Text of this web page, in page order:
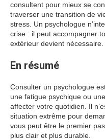
consultent pour mieux se
traverser une transition de
stress. Un psychologue
crise : il peut accompagner
extérieur devient nécessaire.
En résumé
Consulter un psychologue
une fatigue psychique ou
affecter votre quotidien. Il
situation extrême pour
vous peut être le premier
plus clair et plus durable.